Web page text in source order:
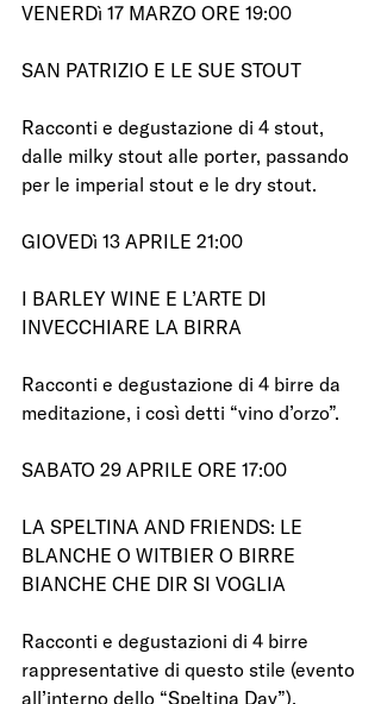
VENERDì 17 MARZO ORE 19:00
SAN PATRIZIO E LE SUE STOUT
Racconti e degustazione di 4 stout,
dalle milky stout alle porter, passando
per le imperial stout e le dry stout.
GIOVEDì 13 APRILE 21:00
I BARLEY WINE E L’ARTE DI
INVECCHIARE LA BIRRA
Racconti e degustazione di 4 birre da
meditazione, i così detti “vino d’orzo”.
SABATO 29 APRILE ORE 17:00
LA SPELTINA AND FRIENDS: LE
BLANCHE O WITBIER O BIRRE
BIANCHE CHE DIR SI VOGLIA
Racconti e degustazioni di 4 birre
rappresentative di questo stile (evento
all’interno dello “Speltina Day”).